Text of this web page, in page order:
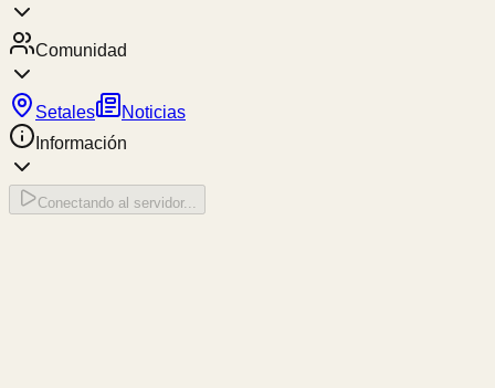
Comunidad
Setales
Noticias
Información
Conectando al servidor...